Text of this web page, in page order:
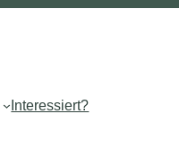
Interessiert?